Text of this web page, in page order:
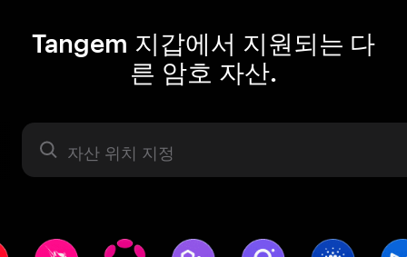
Tangem 지갑에서 지원되는 다
른 암호 자산.
자산 라벨